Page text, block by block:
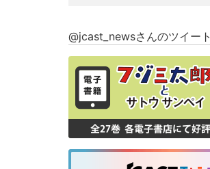
@jcast_newsさんのツイート